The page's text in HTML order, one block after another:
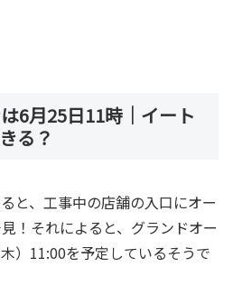
6月25日11時｜イート
る？
と、工事中の店舗の入口にオー
！それによると、グランドオー
）11:00を予定しているそうで